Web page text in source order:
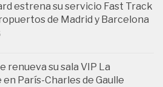
estrena su servicio Fast Track
de Madrid y Barcelona
renueva su sala VIP La
en París-Charles de Gaulle